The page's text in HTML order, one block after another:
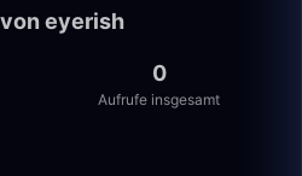
eyerish
0
Aufrufe insgesamt